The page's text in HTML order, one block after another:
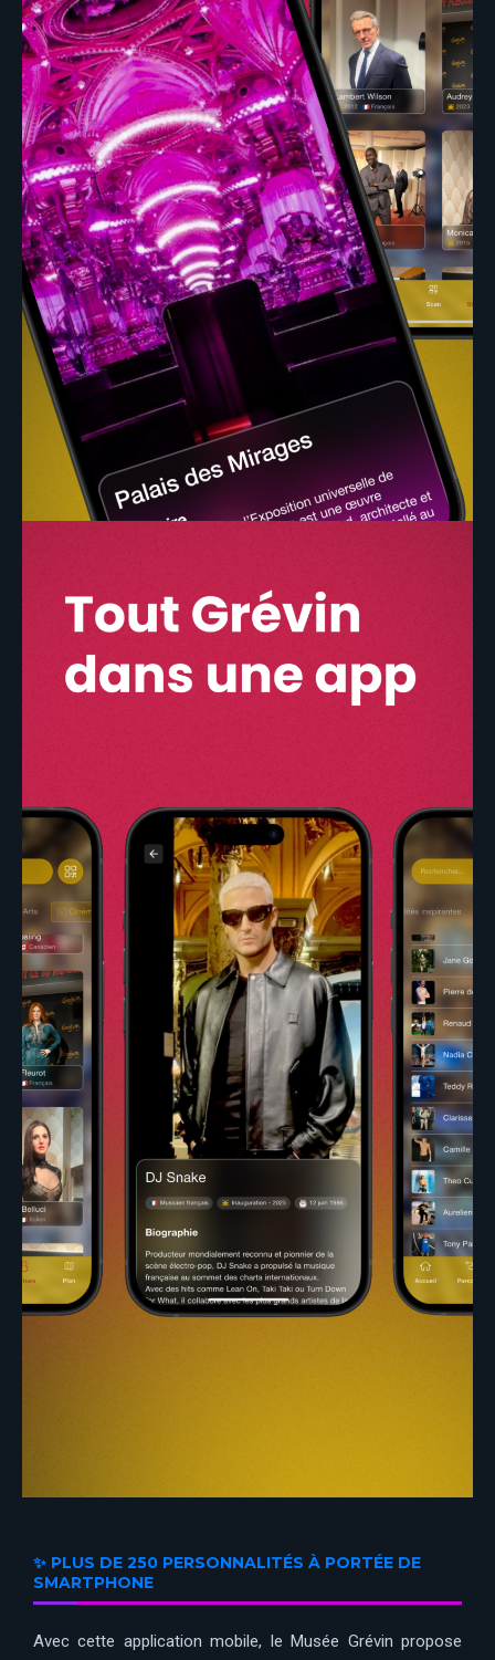
✨ PLUS DE 250 PERSONNALITÉS À PORTÉE DE
SMARTPHONE
Avec cette application mobile, le Musée Grévin propose